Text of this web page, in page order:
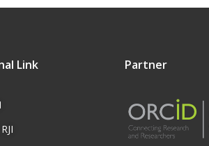
Link Partner